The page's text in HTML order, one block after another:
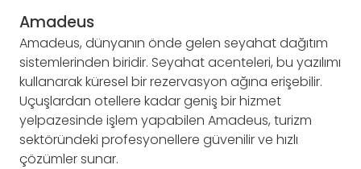
Amadeus
Amadeus, dünyanın önde gelen seyahat dağıtım
sistemlerinden biridir. Seyahat acenteleri, bu yazılımı
kullanarak küresel bir rezervasyon ağına erişebilir.
Uçuşlardan otellere kadar geniş bir hizmet
yelpazesinde işlem yapabilen Amadeus, turizm
sektöründeki profesyonellere güvenilir ve hızlı
çözümler sunar.